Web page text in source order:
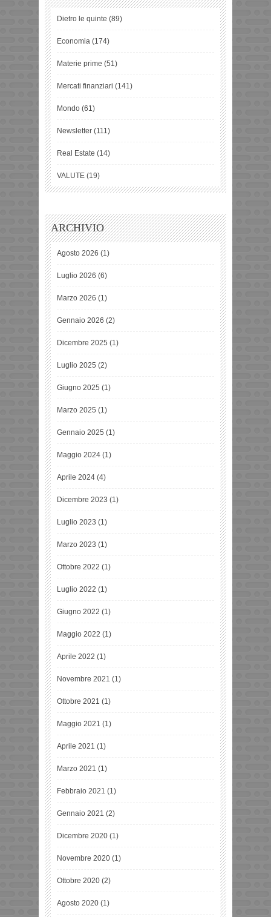
Dietro le quinte (89)
Economia (174)
Materie prime (51)
Mercati finanziari (141)
Mondo (61)
Newsletter (111)
Real Estate (14)
VALUTE (19)
ARCHIVIO
Agosto 2026 (1)
Luglio 2026 (6)
Marzo 2026 (1)
Gennaio 2026 (2)
Dicembre 2025 (1)
Luglio 2025 (2)
Giugno 2025 (1)
Marzo 2025 (1)
Gennaio 2025 (1)
Maggio 2024 (1)
Aprile 2024 (4)
Dicembre 2023 (1)
Luglio 2023 (1)
Marzo 2023 (1)
Ottobre 2022 (1)
Luglio 2022 (1)
Giugno 2022 (1)
Maggio 2022 (1)
Aprile 2022 (1)
Novembre 2021 (1)
Ottobre 2021 (1)
Maggio 2021 (1)
Aprile 2021 (1)
Marzo 2021 (1)
Febbraio 2021 (1)
Gennaio 2021 (2)
Dicembre 2020 (1)
Novembre 2020 (1)
Ottobre 2020 (2)
Agosto 2020 (1)